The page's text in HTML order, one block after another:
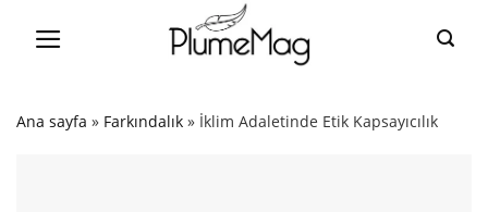
Ana sayfa » Farkındalık » İklim Adaletinde Etik Kapsayıcılık